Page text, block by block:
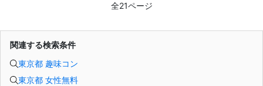
全21ページ
関連する検索条件
東京都 趣味コン
東京都 女性無料